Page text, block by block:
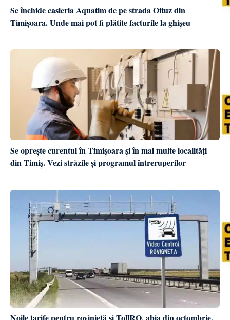
Se închide casieria Aquatim de pe strada Oituz din
Timișoara. Unde mai pot fi plătite facturile la ghișeu
Se oprește curentul în Timișoara și în mai multe localități
din Timiș. Vezi străzile și programul întreruperilor